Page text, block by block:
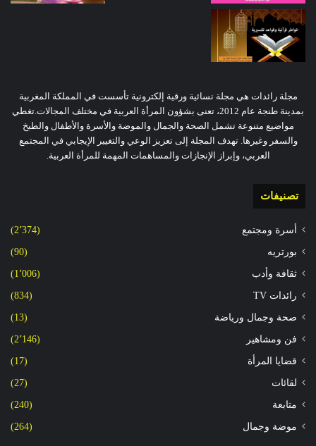
مجلة رائدات هي مجلة نسائية ورقية إلكترونية تأسست في المملكة المغربية
بمدينة طنجة عام 2012، تعنى بشؤون المرأة العربية في مختلف المجالات.تغطي
مواضيع متنوعة تشمل الصحة والجمال والموضة والأسرة والأطفال والطبخ
والسفر وغيرها. تهدف المجلة إلى تعزيز الوعي والتغيير الإيجابي في المجتمع
العربي، وإبراز الإنجازات والمساهمات المهمة للمرأة العربية.
تصنيفات
أسرة ومجتمع (2٬374)
بورتريه (90)
ثقافة وأدب (1٬006)
رائدات TV (834)
صحة وجمال ورياضة (13)
فن ومشاهير (2٬146)
قضايا المرأة (17)
لقائات (27)
متابعة (240)
موضة وجمال (264)